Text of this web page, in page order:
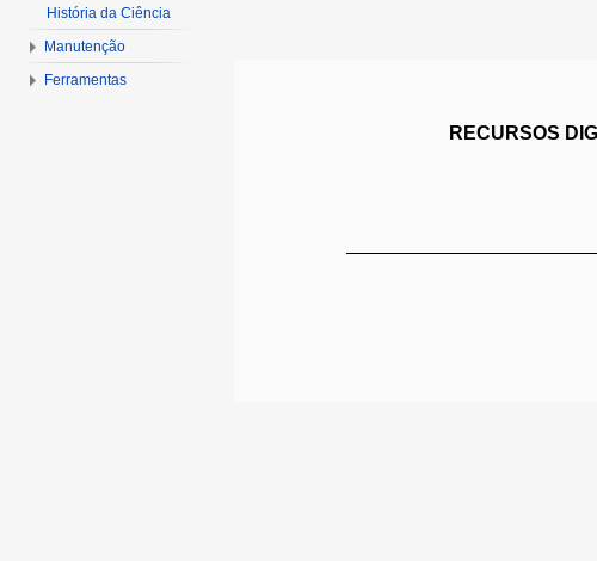
História da Ciência
Manutenção
Ferramentas
RECURSOS